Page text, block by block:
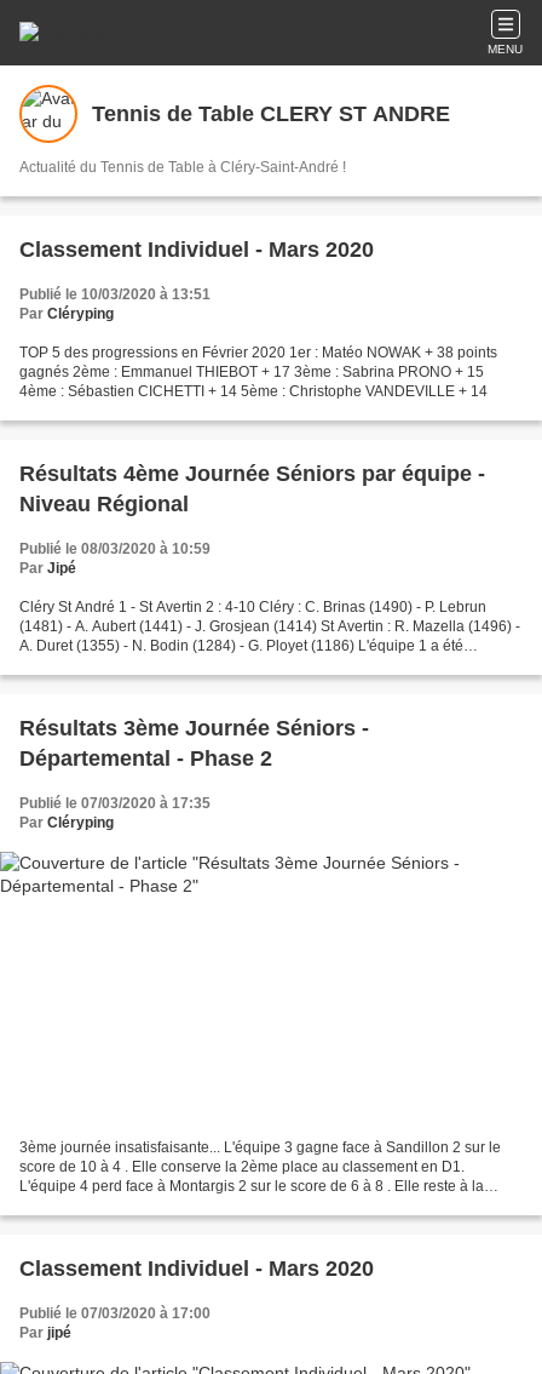
MENU
Tennis de Table CLERY ST ANDRE
Actualité du Tennis de Table à Cléry-Saint-André !
Classement Individuel - Mars 2020
Publié le 10/03/2020 à 13:51
Par Cléryping
TOP 5 des progressions en Février 2020 1er : Matéo NOWAK + 38 points
gagnés 2ème : Emmanuel THIEBOT + 17 3ème : Sabrina PRONO + 15
4ème : Sébastien CICHETTI + 14 5ème : Christophe VANDEVILLE + 14
Résultats 4ème Journée Séniors par équipe -
Niveau Régional
Publié le 08/03/2020 à 10:59
Par Jipé
Cléry St André 1 - St Avertin 2 : 4-10 Cléry : C. Brinas (1490) - P. Lebrun
(1481) - A. Aubert (1441) - J. Grosjean (1414) St Avertin : R. Mazella (1496) -
A. Duret (1355) - N. Bodin (1284) - G. Ployet (1186) L'équipe 1 a été
Résultats 3ème Journée Séniors -
Départemental - Phase 2
Publié le 07/03/2020 à 17:35
Par Cléryping
3ème journée insatisfaisante... L'équipe 3 gagne face à Sandillon 2 sur le
score de 10 à 4 . Elle conserve la 2ème place au classement en D1.
L'équipe 4 perd face à Montargis 2 sur le score de 6 à 8 . Elle reste à la
Classement Individuel - Mars 2020
Publié le 07/03/2020 à 17:00
Par jipé